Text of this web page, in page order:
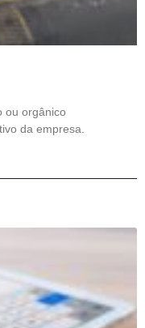
ou orgânico
da empresa.